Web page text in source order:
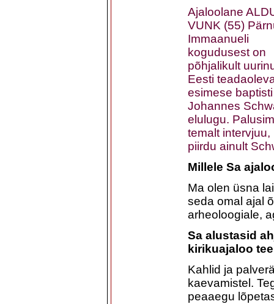
Ajaloolane
VUNK (55)
Immaanueli
kogudusest on
põhjalikult
Eesti
esimese baptisti
Johannes
elulugu.
temalt intervjuu,
piirdu ainult
Millele Sa
Ma olen üsna
seda omal ajal
arheoloogiale,
Sa alustasid
kirikuajaloo
Kahlid ja
kaevamistel.
peaaegu